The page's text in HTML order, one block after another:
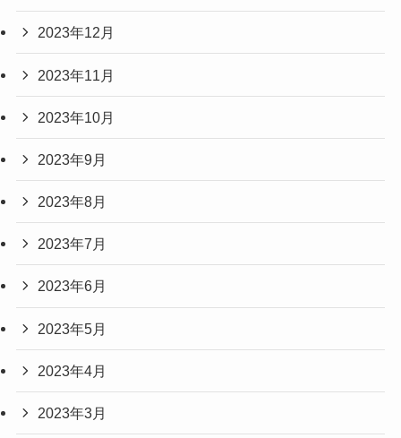
2023年12月
2023年11月
2023年10月
2023年9月
2023年8月
2023年7月
2023年6月
2023年5月
2023年4月
2023年3月